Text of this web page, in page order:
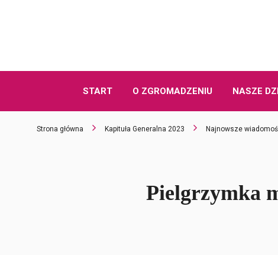
START O ZGROMADZENIU NASZE
Strona główna Kapituła Generalna 2023 Najnowsze
Pielgrzymka